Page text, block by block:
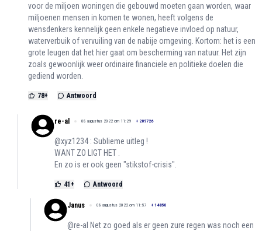
voor de miljoen woningen die gebouwd moeten gaan worden, waar
miljoenen mensen in komen te wonen, heeft volgens de
wensdenkers kennelijk geen enkele negatieve invloed op natuur,
waterverbuik of vervuiling van de nabije omgeving. Kortom: het is een
grote leugen dat het hier gaat om bescherming van natuur. Het zijn
zoals gewoonlijk weer ordinaire financiele en politieke doelen die
gediend worden.
78+ Antwoord
re-al 08 augustus 2022 om 11:29 + 209726
@xyz1234 : Sublieme uitleg !
WANT ZO LIGT HET .
En zo is er ook geen "stikstof-crisis".
41 + Antwoord
Janus 08 augustus 2022 om 11:57 + 14850
@re-al Net zo goed als er geen zure regen was noch een